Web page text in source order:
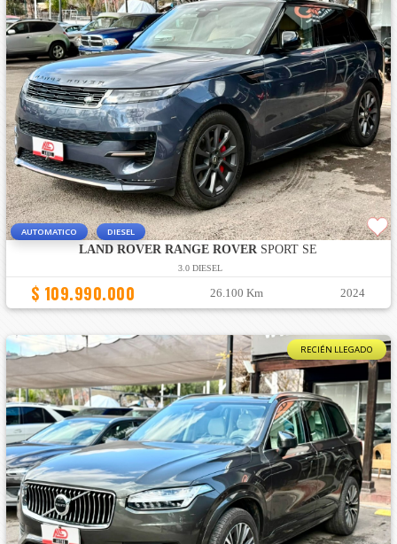
AUTOMATICO DIESEL
LAND ROVER RANGE ROVERSPORT SE
3.0 DIESEL
$ 109.990.000 26.100 Km 2024
RECIÉN LLEGADO